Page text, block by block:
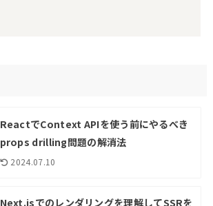
ReactでContext APIを使う前にやるべき
props drilling問題の解消法
2024.07.10
Next.jsでのレンダリングを理解してSSRを